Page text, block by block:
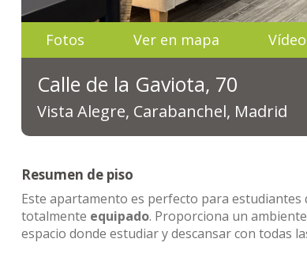
Fotos Ver en mapa Vídeo
Calle de la Gaviota, 70
Vista Alegre, Carabanchel, Madrid
Resumen de piso
Este apartamento es perfecto para estudiantes
totalmente equipado. Proporciona un ambiente
espacio donde estudiar y descansar con todas